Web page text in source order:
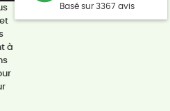
à
Basé sur 3367 avis